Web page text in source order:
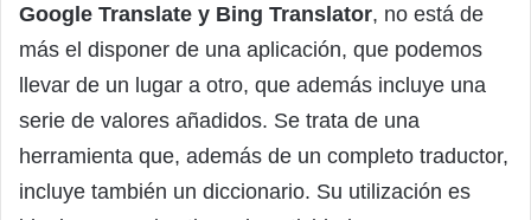
Google Translate y Bing Translator, no está de
más el disponer de una aplicación, que podemos
llevar de un lugar a otro, que además incluye una
serie de valores añadidos. Se trata de una
herramienta que, además de un completo traductor,
incluye también un diccionario. Su utilización es